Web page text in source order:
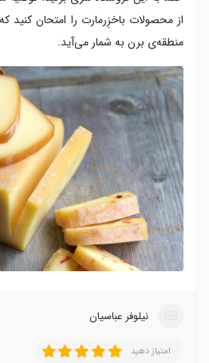
از محصولات باخزِرمارت را امتحان کنید
منطقه‌ی برن به شمار می‌آید.
نیلوفر عباسیان
امتیاز دهید